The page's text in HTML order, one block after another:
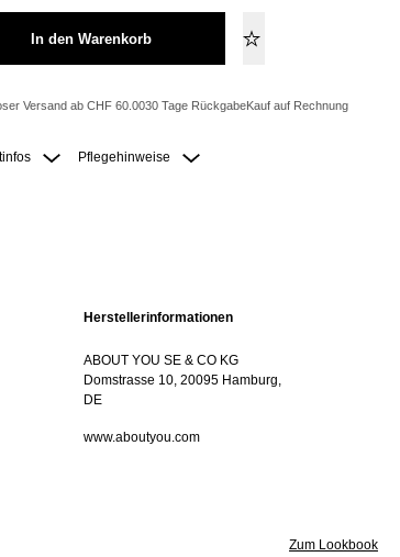
In den Warenkorb
Versand ab CHF 60.0030 Tage RückgabeKauf auf Rechnung
Pflegehinweise
Herstellerinformationen
ABOUT YOU SE & CO KG
Domstrasse 10, 20095 Hamburg,
DE
www.aboutyou.com
Zum Lookbook